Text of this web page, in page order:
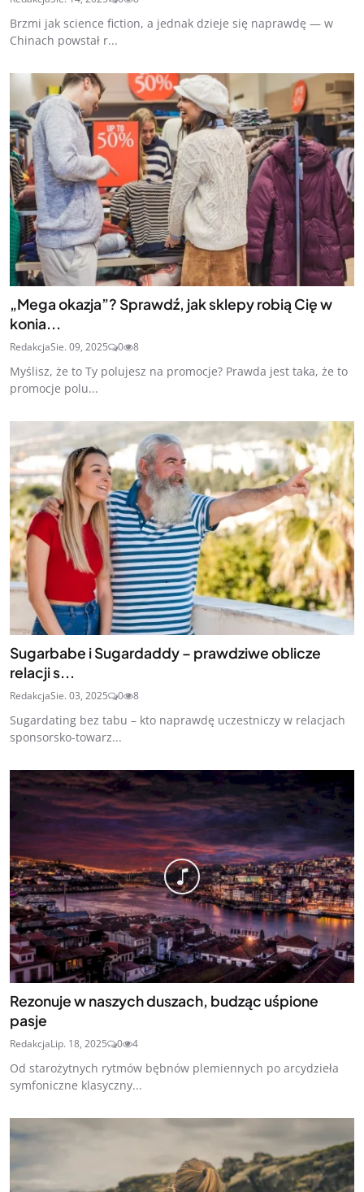
Brzmi jak science fiction, a jednak dzieje się naprawdę — w
Chinach powstał r...
„Mega okazja”? Sprawdź, jak sklepy robią Cię w
konia...
RedakcjaSie. 09, 2025 0 8
Myślisz, że to Ty polujesz na promocje? Prawda jest taka, że to
promocje polu...
Sugarbabe i Sugardaddy – prawdziwe oblicze
relacji s...
RedakcjaSie. 03, 2025 0 8
Sugardating bez tabu – kto naprawdę uczestniczy w relacjach
sponsorsko-towarz...
Rezonuje w naszych duszach, budząc uśpione
pasje
RedakcjaLip. 18, 2025 0 4
Od starożytnych rytmów bębnów plemiennych po arcydzieła
symfoniczne klasyczny...